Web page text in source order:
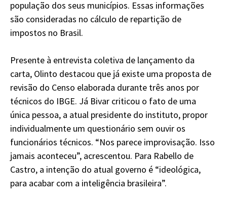
população dos seus municípios. Essas informações
são consideradas no cálculo de repartição de
impostos no Brasil.
Presente à entrevista coletiva de lançamento da
carta, Olinto destacou que já existe uma proposta de
revisão do Censo elaborada durante três anos por
técnicos do IBGE. Já Bivar criticou o fato de uma
única pessoa, a atual presidente do instituto, propor
individualmente um questionário sem ouvir os
funcionários técnicos. “Nos parece improvisação. Isso
jamais aconteceu”, acrescentou. Para Rabello de
Castro, a intenção do atual governo é “ideológica,
para acabar com a inteligência brasileira”.